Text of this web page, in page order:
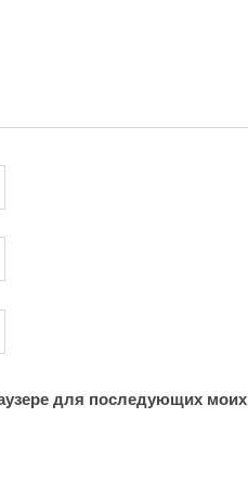
для последующих моих